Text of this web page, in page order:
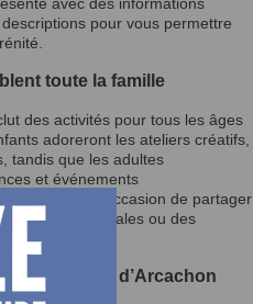
pour vous permettre
toute la famille
des activités pour tous les âges
adoreront les ateliers créatifs,
tandis que les adultes
et événements
excellente occasion de partager
des fêtes locales ou des
le Bassin d’Arcachon